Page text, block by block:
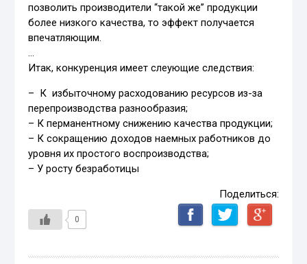
позволить производители “такой же” продукции
более низкого качества, то эффект получается
впечатляющим.
…
Итак, конкуренция имеет слеующие следствия:
– К избыточному расходованию ресурсов из-за
перепроизводства разнообразия;
– К перманентному снижению качества продукции;
– К сокращению доходов наемных работников до
уровня их простого воспроизводства;
– У росту безработицы
Поделиться:
0